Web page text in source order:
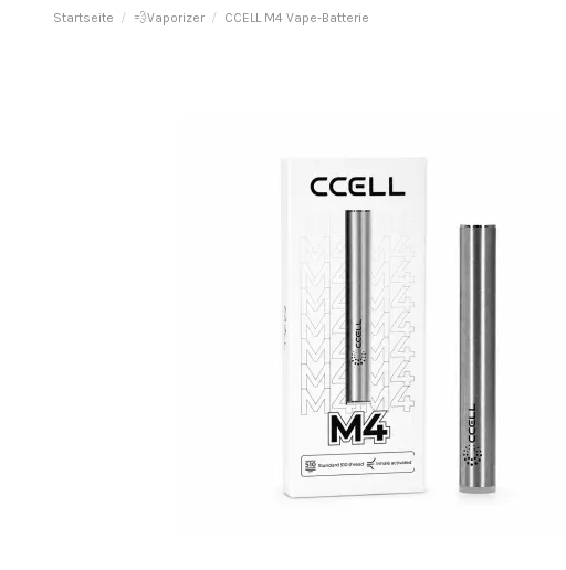
Startseite 💨Vaporizer CCELL M4 Vape-Batterie